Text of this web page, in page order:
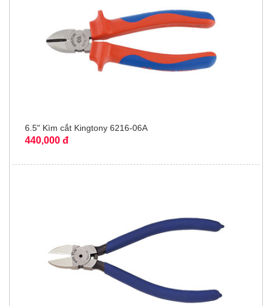
6.5" Kìm cắt Kingtony 6216-06A
440,000 đ